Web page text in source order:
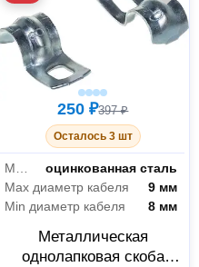
250 ₽397 ₽
Осталось 3 шт
Материал
оцинкованная сталь
Max диаметр кабеля
9 мм
Min диаметр кабеля
8 мм
Металлическая
однолапковая скоба